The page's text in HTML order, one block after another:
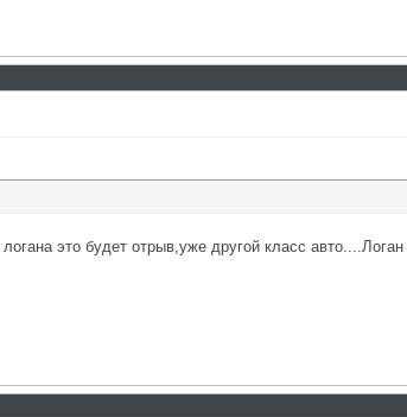
это будет отрыв,уже другой класс